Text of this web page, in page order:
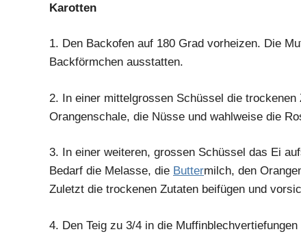
Karotten
1. Den Backofen auf 180 Grad vorheizen. Die
Backförmchen ausstatten.
2. In einer mittelgrossen Schüssel die
Orangenschale, die Nüsse und wahlweise die
3. In einer weiteren, grossen Schüssel das Ei
Bedarf die Melasse, die Buttermilch, den
Zuletzt die trockenen Zutaten beifügen und
4. Den Teig zu 3/4 in die